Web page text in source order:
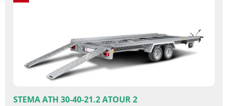
STEMA ATH 30-40-21.2 ATOUR 2